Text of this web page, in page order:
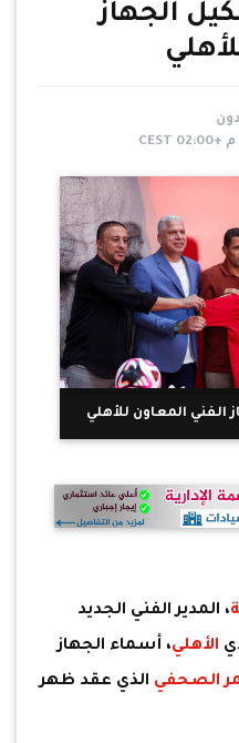
الجهاز
المعاون للأهلي
، المدير الفني الجديد
الأهلي، أسماء الجهاز
الصحفي الذي عقد ظهر